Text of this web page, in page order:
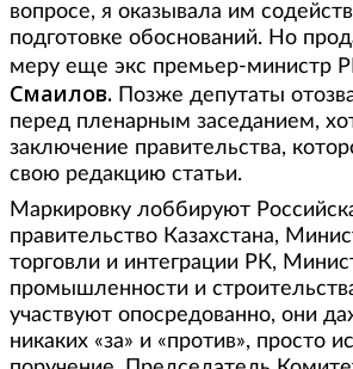
вопросе, я оказывала им
подготовке обоснований. Но
меру еще экс премьер-министр
Смаилов. Позже депутаты
перед пленарным заседанием,
заключение правительства,
свою редакцию статьи.
Маркировку лоббируют
правительство Казахстана,
торговли и интеграции РК,
промышленности и
участвуют опосредованно, они
никаких «за» и «против», просто